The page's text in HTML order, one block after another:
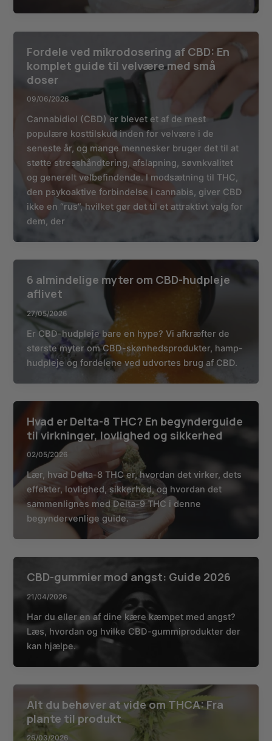
Fordele ved mikrodosering af CBD: En
komplet guide til velvære med små
doser
09/06/2026
Cannabidiol (CBD) er blevet et af de mest
populære kosttilskud inden for velvære i de
seneste år, og mange mennesker bruger det til at
støtte stresshåndtering, afslapning, søvnkvalitet
og generelt velbefindende. I modsætning til THC,
den psykoaktive forbindelse i cannabis, giver CBD
ikke en “rus”, hvilket gør det til et attraktivt valg for
dem, der
6 almindelige myter om CBD-hudpleje
aflivet
27/05/2026
Er CBD-hudpleje bare en hype? Vi afkræfter de
største myter om CBD-skønhedsprodukter, hamp-
hudpleje og fordelene ved udvortes brug af CBD.
Hvad er Delta-8 THC? En begynderguide
til virkninger, lovlighed og sikkerhed
02/05/2026
Lær, hvad Delta-8 THC er, hvordan det virker, dets
effekter, lovlighed, sikkerhed, og hvordan det
sammenlignes med Delta-9 THC i denne
begyndervenlige guide.
CBD-gummier mod angst: Guide 2026
21/04/2026
Har du eller en af dine kære kæmpet med angst?
Læs, hvordan og hvilke CBD-gummiprodukter der
kan hjælpe.
Alt du behøver at vide om THCA: Fra
plante til produkt
26/03/2026